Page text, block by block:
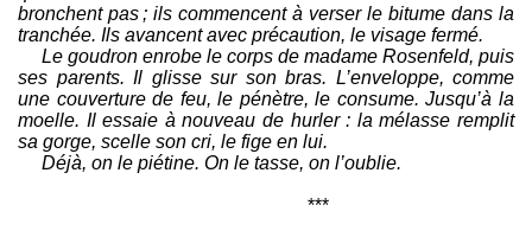
bronchent pas ; ils commencent à verser le bitume dans la
tranchée. Ils avancent avec précaution, le visage fermé.
Le goudron enrobe le corps de madame Rosenfeld, puis
ses parents. Il glisse sur son bras. L’enveloppe, comme
une couverture de feu, le pénètre, le consume. Jusqu’à la
moelle. Il essaie à nouveau de hurler : la mélasse remplit
sa gorge, scelle son cri, le fige en lui.
Déjà, on le piétine. On le tasse, on l’oublie.
***